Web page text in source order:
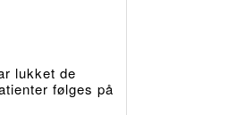
lukket de
følges på